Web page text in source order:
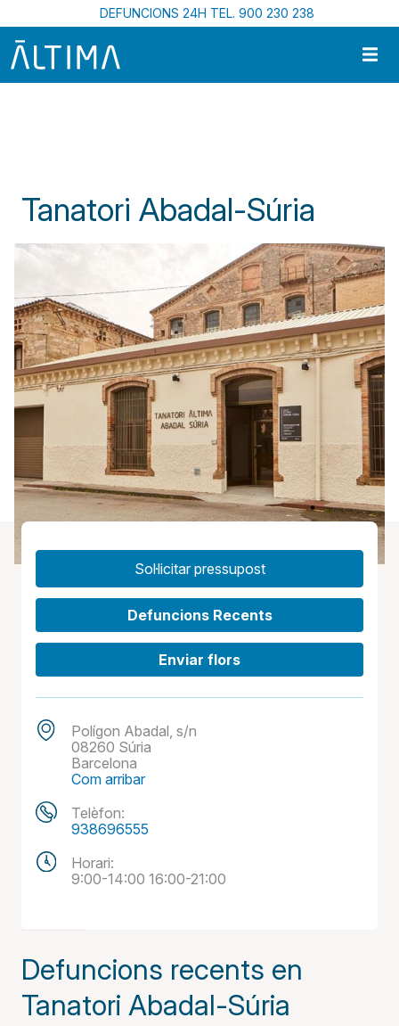
Vés al contingut
DEFUNCIONS 24H TEL. 900 230 238
Tanatori Abadal-Súria
Sol·licitar pressupost
Defuncions Recents
Enviar flors
Polígon Abadal, s/n
08260 Súria
Barcelona
Com arribar
Telèfon:
938696555
Horari:
9:00-14:00 16:00-21:00
Defuncions recents en
Tanatori Abadal-Súria